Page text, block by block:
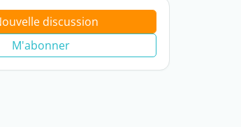
discussion
M'abonner